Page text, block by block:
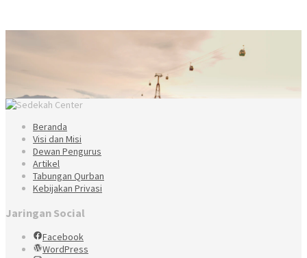
Beranda
Visi dan Misi
Dewan Pengurus
Artikel
Tabungan Qurban
Kebijakan Privasi
Jaringan Social
Facebook
WordPress